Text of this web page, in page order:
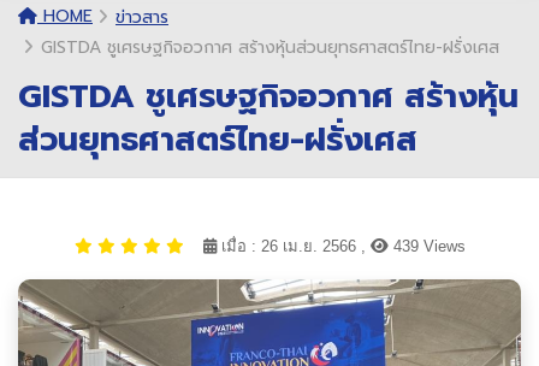
HOME
ข่าวสาร
GISTDA ชูเศรษฐกิจอวกาศ สร้างหุ้นส่วนยุทธศาสตร์ไทย-ฝรั่งเศส
GISTDA ชูเศรษฐกิจอวกาศ สร้างหุ้น
ส่วนยุทธศาสตร์ไทย-ฝรั่งเศส
เมื่อ : 26 เม.ย. 2566 , 439 Views